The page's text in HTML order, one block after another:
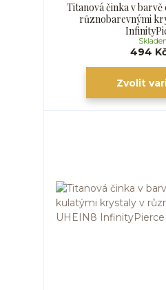
Titanová činka v barvě
různobarevnými
494
Zvolit